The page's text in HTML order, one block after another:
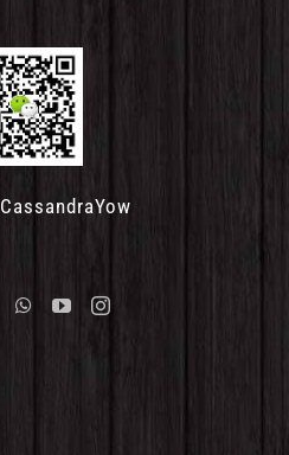
CassandraYow